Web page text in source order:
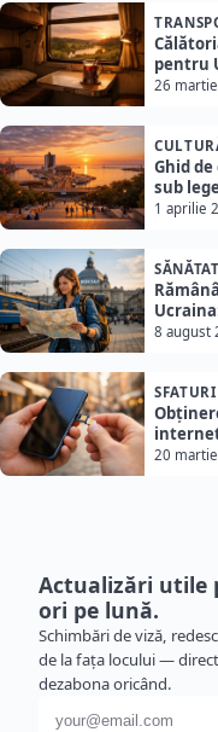
pentru
26
Ghid
sub
1 aprilie
8 august
20
Actualizări utile
ori pe lună.
Schimbări de viză,
de la fața locului —
dezabona oricând.
Adresă de e-mail